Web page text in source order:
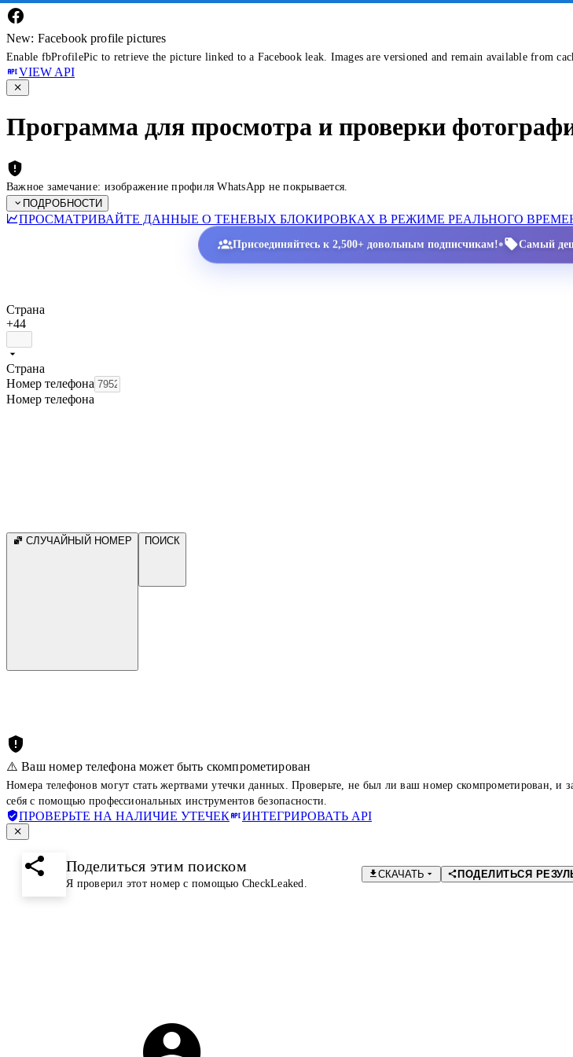
New: Facebook profile pictures
Enable fbProfilePic to retrieve the picture linked to a Facebook leak. Images are versioned and remain available from
VIEW API
Программа для просмотра и проверки
Важное замечание: изображение профиля WhatsApp не покрывается.
ПОДРОБНОСТИ
ПРОСМАТРИВАЙТЕ ДАННЫЕ О ТЕНЕВЫХ БЛОКИРОВКАХ В РЕЖИМЕ РЕАЛЬНОГО
Присоединяйтесь к 2,500+ довольным подписчикам!• Самый
Страна
+44
Страна
Номер телефона
Номер телефона
СЛУЧАЙНЫЙ НОМЕР ПОИСК
⚠️ Ваш номер телефона может быть скомпрометирован
Номера телефонов могут стать жертвами утечки данных. Проверьте, не был ли ваш номер скомпрометирован, и
себя с помощью профессиональных инструментов безопасности.
ПРОВЕРЬТЕ НА НАЛИЧИЕ УТЕЧЕК ИНТЕГРИРОВАТЬ API
Поделиться этим поиском
Я проверил этот номер с помощью CheckLeaked.
СКАЧАТЬ ПОДЕЛИТЬСЯ